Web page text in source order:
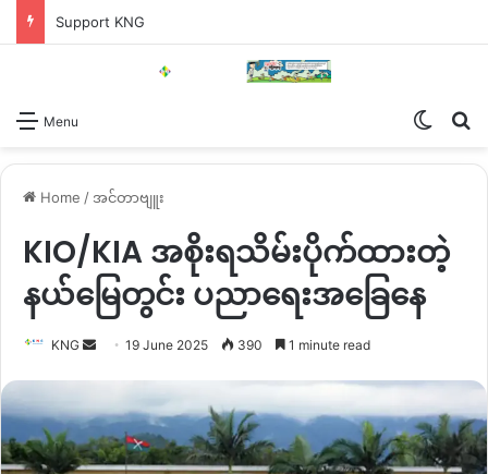
Support KNG
Menu
Home / အင်တာဗျူး
KIO/KIA အစိုးရသိမ်းပိုက်ထားတဲ့
နယ်မြေတွင်း ပညာရေးအခြေနေ
KNG
Send19 June 2025 390 1 minute read